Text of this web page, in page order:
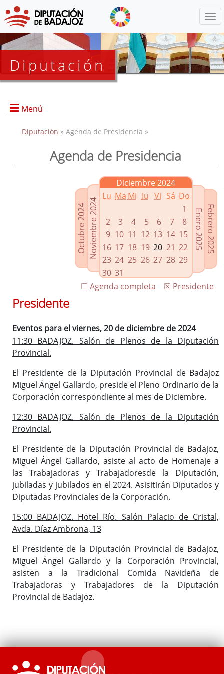
Diputación
Menú
Presidencia
Enlaces relacionados
Agenda de Presidencia
Plenos provinciales y Juntas de gobierno
Oficina de Proyectos Europeos
Diputación » Agenda de Presidencia »
Agenda de Presidencia
Octubre 2024Noviembre 2024
Diciembre 2024
Lu Ma Mi Ju Vi Sá Do
1
2
3 4 5 6 7
8
9 10 11 12 13 14 15
16 17 18 19 20 21 22
23 24 25 26 27 28 29
30 31
Febrero 2025
Enero 2025
☒ Presidente
☐ Agenda completa
Presidente
Eventos para el viernes, 20 de diciembre de 2024
11:30 BADAJOZ. Salón de Plenos de la Diputación
Provincial.
El Presidente de la Diputación Provincial de Badajoz
Miguel Ángel Gallardo, preside el Pleno Ordinario de la
Corporación correspondiente al mes de Diciembre.
12:30 BADAJOZ. Salón de Plenos de la Diputación
Provincial.
El Presidente de la Diputación Provincial de Badajoz,
Miguel Ángel Gallardo, asiste al acto de Homenaje a
las Trabajadoras y Trabajadoresde la Diputación,
jubiladas y jubilados en el 2024. Asisitirán Diputados y
Diputadas Provinciales de la Corporación.
15:00 BADAJOZ. Hotel Río. Salón Palacio de Cristal,
Avda. Díaz Ambrona, 13
El Presidente de la Diputación Provincial de Badajoz,
Miguel Ángel Gallardo y la Corporación Provincial,
asisten a la Tradicional Comida Navideña de
Trabajadoras y Trabajadores de la Diputación
Provincial de Badajoz.